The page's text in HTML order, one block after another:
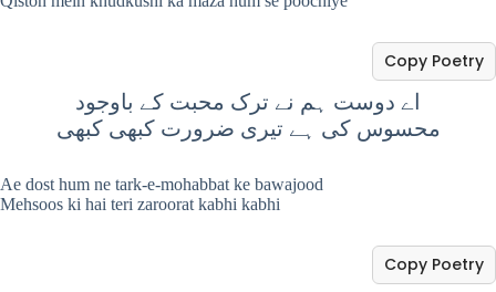
اے دوست ہم نے ترک محبت کے باوجود
محسوس کی ہے تیری ضرورت کبھی کبھی
Copy Poetry
Ae dost hum ne tark-e-mohabbat ke bawajood
Mehsoos ki hai teri zaroorat kabhi kabhi
Copy Poetry